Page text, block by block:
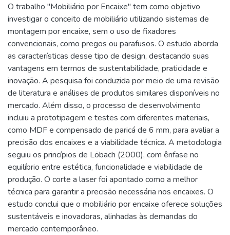
O trabalho "Mobiliário por Encaixe" tem como objetivo
investigar o conceito de mobiliário utilizando sistemas de
montagem por encaixe, sem o uso de fixadores
convencionais, como pregos ou parafusos. O estudo aborda
as características desse tipo de design, destacando suas
vantagens em termos de sustentabilidade, praticidade e
inovação. A pesquisa foi conduzida por meio de uma revisão
de literatura e análises de produtos similares disponíveis no
mercado. Além disso, o processo de desenvolvimento
incluiu a prototipagem e testes com diferentes materiais,
como MDF e compensado de paricá de 6 mm, para avaliar a
precisão dos encaixes e a viabilidade técnica. A metodologia
seguiu os princípios de Löbach (2000), com ênfase no
equilíbrio entre estética, funcionalidade e viabilidade de
produção. O corte a laser foi apontado como a melhor
técnica para garantir a precisão necessária nos encaixes. O
estudo conclui que o mobiliário por encaixe oferece soluções
sustentáveis e inovadoras, alinhadas às demandas do
mercado contemporâneo.